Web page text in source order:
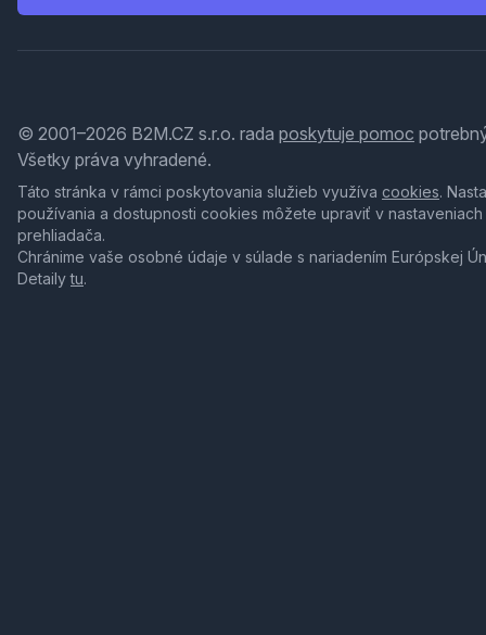
© 2001–2026 B2M.CZ s.r.o. rada poskytuje pomoc
Všetky práva vyhradené.
Táto stránka v rámci poskytovania služieb využíva cookies.
používania a dostupnosti cookies môžete upraviť v nastaveniach
prehliadača.
Chránime vaše osobné údaje v súlade s nariadením Európskej
Detailytu.